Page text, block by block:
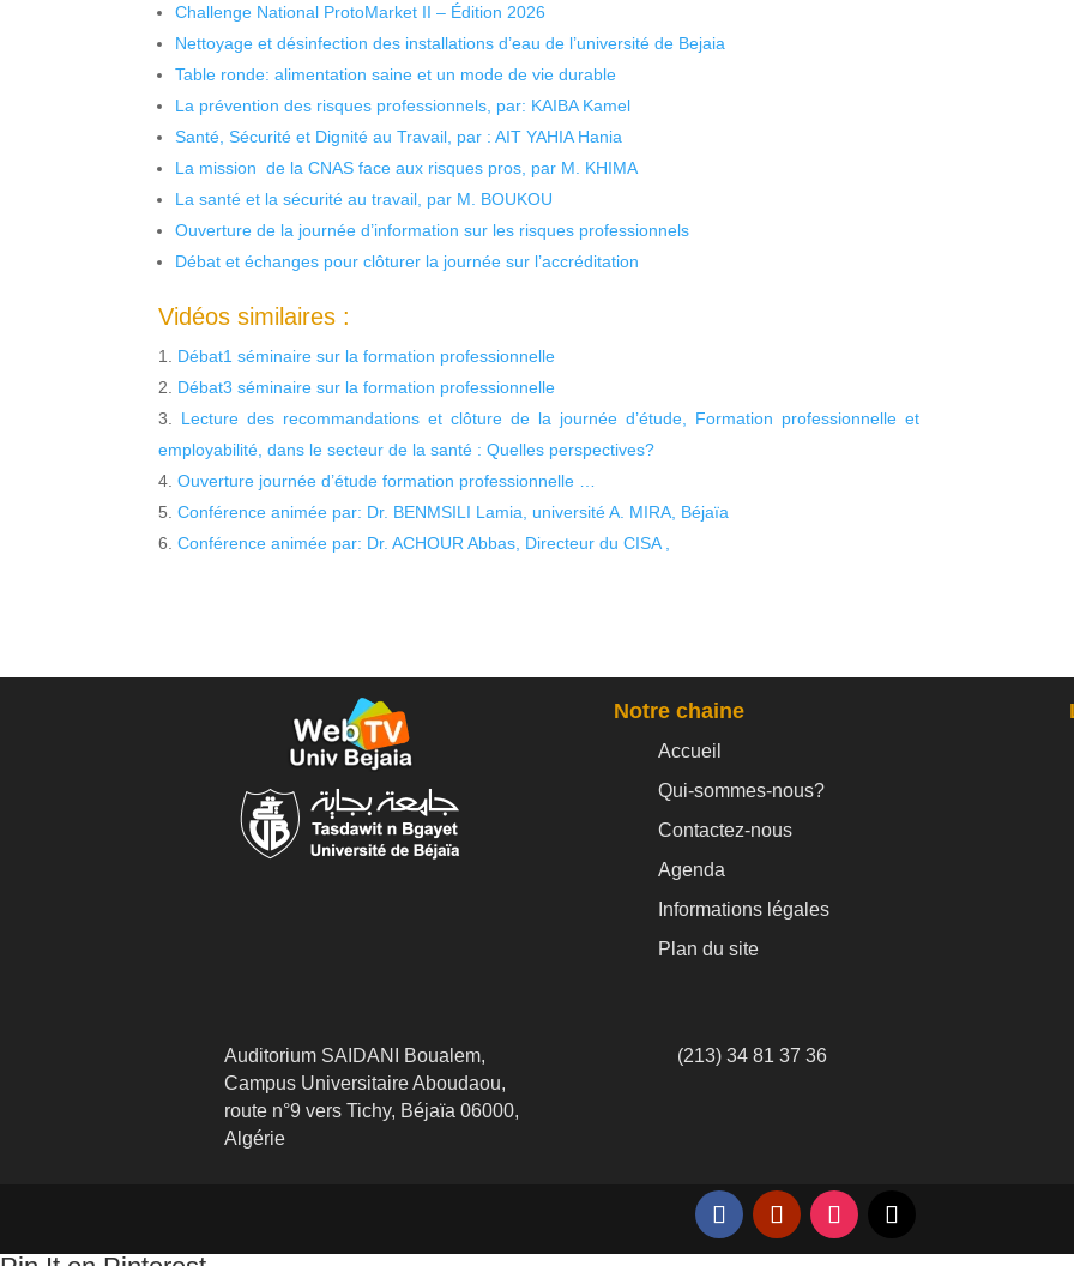
Challenge National ProtoMarket II – Édition 2026
Nettoyage et désinfection des installations d’eau de l’université de Bejaia
Table ronde: alimentation saine et un mode de vie durable
La prévention des risques professionnels, par: KAIBA Kamel
Santé, Sécurité et Dignité au Travail, par : AIT YAHIA Hania
La mission de la CNAS face aux risques pros, par M. KHIMA
La santé et la sécurité au travail, par M. BOUKOU
Ouverture de la journée d’information sur les risques professionnels
Débat et échanges pour clôturer la journée sur l’accréditation
Vidéos similaires :
Débat1 séminaire sur la formation professionnelle
Débat3 séminaire sur la formation professionnelle
Lecture des recommandations et clôture de la journée d’étude, Formation professionnelle et
employabilité, dans le secteur de la santé : Quelles perspectives?
Ouverture journée d’étude formation professionnelle …
Conférence animée par: Dr. BENMSILI Lamia, université A. MIRA, Béjaïa
Conférence animée par: Dr. ACHOUR Abbas, Directeur du CISA ,
Notre chaine
Accueil
Qui-sommes-nous?
Contactez-nous
Agenda
Informations légales
Plan du site
Auditorium SAIDANI Boualem,
Campus Universitaire Aboudaou,
route n°9 vers Tichy, Béjaïa 06000,
Algérie
(213) 34 81 37 36